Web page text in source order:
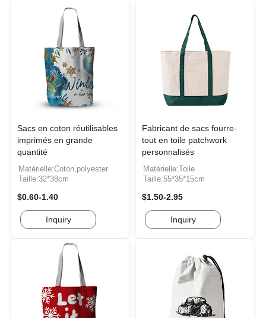
Sacs en coton réutilisables
imprimés en grande
quantité
Matérielle:Coton,polyester
Taille:32*38cm
$0.60-1.40
Inquiry
Fabricant de sacs fourre-
tout en toile patchwork
personnalisés
Matérielle:Toile
Taille:55*35*15cm
$1.50-2.95
Inquiry